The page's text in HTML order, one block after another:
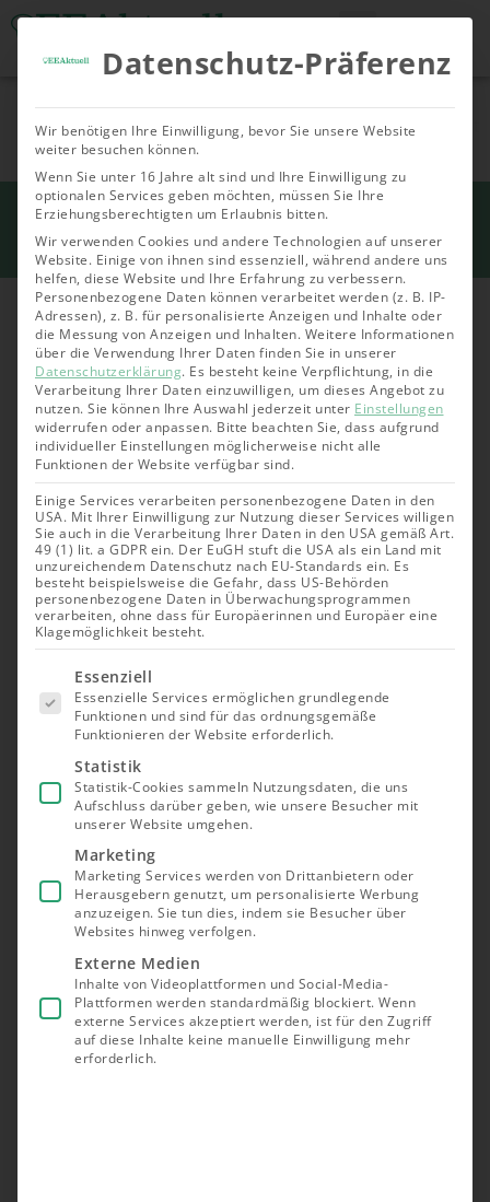
Nachhaltige
Investments
Allgemein Bioenergie
Start»Investments»Energiegenossenschaft-
Erfahrungen: Mit ValueVerde investieren
Datenschutz-Präferenz
Wir benötigen Ihre Einwilligung, bevor Sie unsere Website
weiter besuchen können.
Wenn Sie unter 16 Jahre alt sind und Ihre Einwilligung zu
optionalen Services geben möchten, müssen Sie Ihre
Erziehungsberechtigten um Erlaubnis bitten.
Wir verwenden Cookies und andere Technologien auf unserer
Website. Einige von ihnen sind essenziell, während andere uns
helfen, diese Website und Ihre Erfahrung zu verbessern.
Personenbezogene Daten können verarbeitet werden (z. B. IP-
Adressen), z. B. für personalisierte Anzeigen und Inhalte oder
die Messung von Anzeigen und Inhalten. Weitere Informationen
über die Verwendung Ihrer Daten finden Sie in unserer
Datenschutzerklärung. Es besteht keine Verpflichtung, in die
Verarbeitung Ihrer Daten einzuwilligen, um dieses Angebot zu
nutzen. Sie können Ihre Auswahl jederzeit unter Einstellungen
widerrufen oder anpassen. Bitte beachten Sie, dass aufgrund
individueller Einstellungen möglicherweise nicht alle
Funktionen der Website verfügbar sind.
Einige Services verarbeiten personenbezogene Daten in den
USA. Mit Ihrer Einwilligung zur Nutzung dieser Services willigen
Sie auch in die Verarbeitung Ihrer Daten in den USA gemäß Art.
49 (1) lit. a GDPR ein. Der EuGH stuft die USA als ein Land mit
unzureichendem Datenschutz nach EU-Standards ein. Es
besteht beispielsweise die Gefahr, dass US-Behörden
personenbezogene Daten in Überwachungsprogrammen
verarbeiten, ohne dass für Europäerinnen und Europäer eine
Klagemöglichkeit besteht.
Es folgt
eine Liste
der Service-
Gruppen,
für die eine
Einwilligung
erteilt
werden
kann. Die
erste
Service-
Gruppe ist
essenziell
und kann
nicht
abgewählt
Essenziell
Essenzielle Services ermöglichen grundlegende
Funktionen und sind für das ordnungsgemäße
Funktionieren der Website erforderlich.
Statistik
Statistik-Cookies sammeln Nutzungsdaten, die uns
Aufschluss darüber geben, wie unsere Besucher mit
unserer Website umgehen.
Marketing
Marketing Services werden von Drittanbietern oder
Herausgebern genutzt, um personalisierte Werbung
anzuzeigen. Sie tun dies, indem sie Besucher über
Websites hinweg verfolgen.
Externe Medien
Inhalte von Videoplattformen und Social-Media-
Plattformen werden standardmäßig blockiert. Wenn
externe Services akzeptiert werden, ist für den Zugriff
auf diese Inhalte keine manuelle Einwilligung mehr
erforderlich.